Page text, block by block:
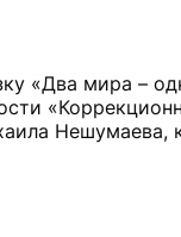
«Два мира –
Нешумаева,